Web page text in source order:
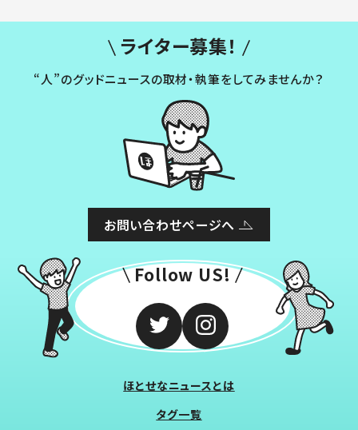
ライター募集！
“人”のグッドニュースの取材・執筆をしてみませんか？
お問い合わせページへ
Follow US!
ほとせなニュースとは
タグ一覧